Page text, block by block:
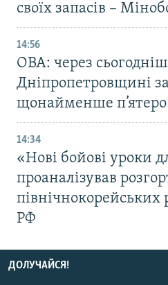
своїх запасів –
14:56
ОВА: через
Дніпропетровщині
щонайменше
14:34
«Нові бойові уроки
проаналізував
північнокорейських
РФ
ДОЛУЧАЙСЯ!